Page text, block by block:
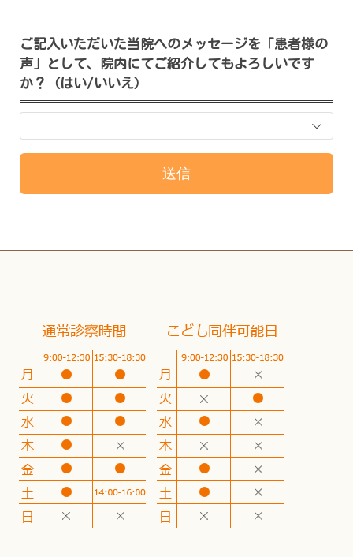
ご記入いただいた当院へのメッセージを「患者様の
声」として、院内にてご紹介してもよろしいです
か？（はい/いいえ）